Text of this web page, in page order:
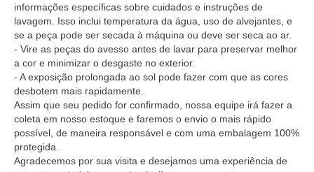
informações específicas sobre cuidados e instruções de
lavagem. Isso inclui temperatura da água, uso de alvejantes, e
se a peça pode ser secada à máquina ou deve ser seca ao ar.
- Vire as peças do avesso antes de lavar para preservar melhor
a cor e minimizar o desgaste no exterior.
- A exposição prolongada ao sol pode fazer com que as cores
desbotem mais rapidamente.
Assim que seu pedido for confirmado, nossa equipe irá fazer a
coleta em nosso estoque e faremos o envio o mais rápido
possível, de maneira responsável e com uma embalagem 100%
protegida.
Agradecemos por sua visita e desejamos uma experiência de